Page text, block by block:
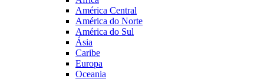
América Central
América do Norte
América do Sul
Ásia
Caribe
Europa
Oceania